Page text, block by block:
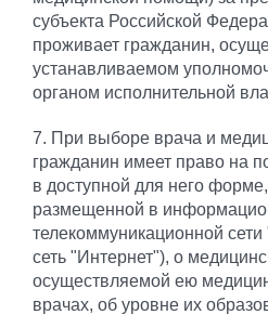
субъекта Российской
проживает гражданин,
устанавливаемом
органом исполнительной
7. При выборе врача и
гражданин имеет право на
в доступной для него
размещенной в
телекоммуникационной
сеть "Интернет"), о
осуществляемой ею
врачах, об уровне их